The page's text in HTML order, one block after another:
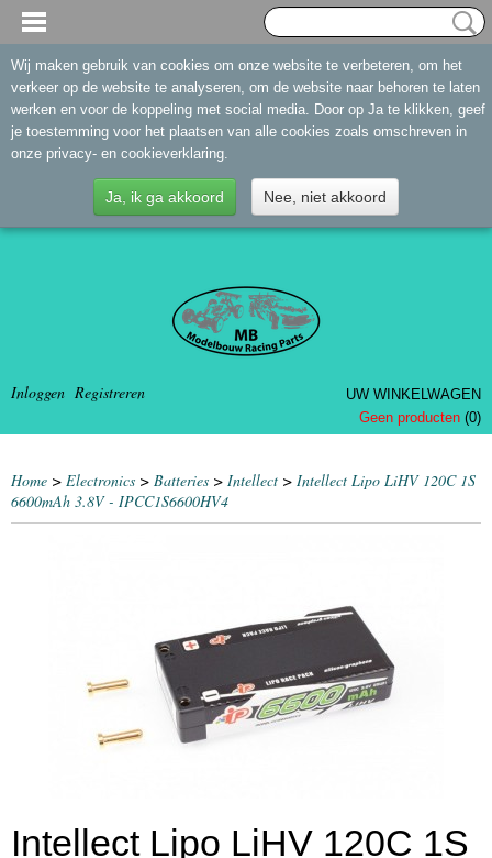
Inloggen Registreren
UW WINKELWAGEN
Geen producten (0)
Home > Electronics > Batteries > Intellect > Intellect Lipo LiHV 120C 1S
6600mAh 3.8V - IPCC1S6600HV4
Intellect Lipo LiHV 120C 1S
Wij maken gebruik van cookies om onze website te verbeteren, om het
verkeer op de website te analyseren, om de website naar behoren te laten
werken en voor de koppeling met social media. Door op Ja te klikken, geef
je toestemming voor het plaatsen van alle cookies zoals omschreven in
onze privacy- en cookieverklaring.
Ja, ik ga akkoord Nee, niet akkoord